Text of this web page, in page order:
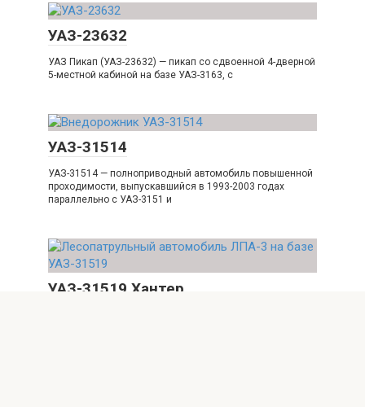
УАЗ-23632
УАЗ Пикап (УАЗ-23632) — пикап со сдвоенной 4-дверной
5-местной кабиной на базе УАЗ-3163, с
УАЗ-31514
УАЗ-31514 — полноприводный автомобиль повышенной
проходимости, выпускавшийся в 1993-2003 годах
параллельно с УАЗ-3151 и
УАЗ-31519 Хантер